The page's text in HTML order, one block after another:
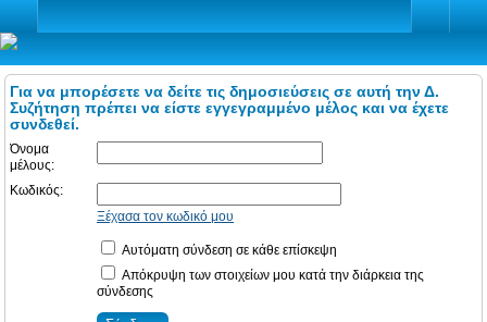
Για να μπορέσετε να δείτε τις δημοσιεύσεις σε αυτή την Δ.
Συζήτηση πρέπει να είστε εγγεγραμμένο μέλος και να έχετε
συνδεθεί.
Όνομα
μέλους:
Κωδικός:
Ξέχασα τον κωδικό μου
Αυτόματη σύνδεση σε κάθε επίσκεψη
Απόκρυψη των στοιχείων μου κατά την διάρκεια της
σύνδεσης